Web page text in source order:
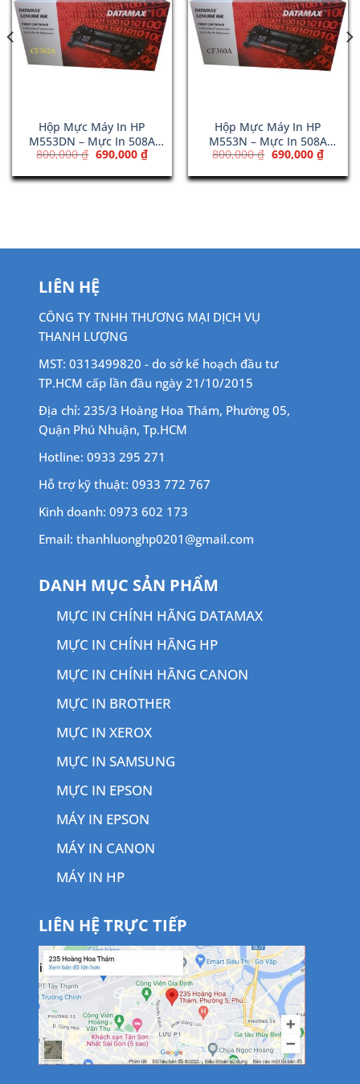
Hộp Mực Máy In HP
M553DN – Mực In 508A
Yellow (CF362A)
800,000₫ Giá
là:
800,000 ₫.
690,000 ₫Giá
hiện
tại
là:
Hộp Mực Máy In HP
M553N – Mực In 508A
Black (CF360A)
800,000₫ Giá
là:
800,000 ₫.
690,000 ₫Giá
hiện
tại
là:
LIÊN HỆ
CÔNG TY TNHH THƯƠNG MẠI DỊCH VỤ
THANH LƯỢNG
MST: 0313499820 - do sở kế hoạch đầu tư
TP.HCM cấp lần đầu ngày 21/10/2015
Địa chỉ: 235/3 Hoàng Hoa Thám, Phường 05,
Quận Phú Nhuận, Tp.HCM
Hotline: 0933 295 271
Hỗ trợ kỹ thuật: 0933 772 767
Kinh doanh: 0973 602 173
Email: thanhluonghp0201@gmail.com
DANH MỤC SẢN PHẨM
MỰC IN CHÍNH HÃNG DATAMAX
MỰC IN CHÍNH HÃNG HP
MỰC IN CHÍNH HÃNG CANON
MỰC IN BROTHER
MỰC IN XEROX
MỰC IN SAMSUNG
MỰC IN EPSON
MÁY IN EPSON
MÁY IN CANON
MÁY IN HP
LIÊN HỆ TRỰC TIẾP